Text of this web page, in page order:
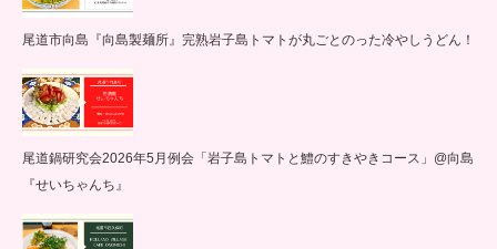
尾道市向島『向島製麺所』完熟岩子島トマトが丸ごとのった冷やしうどん！
尾道鍋研究会2026年5月例会「岩子島トマトと鱧のすきやきコース」@向島
『せいちゃんち』